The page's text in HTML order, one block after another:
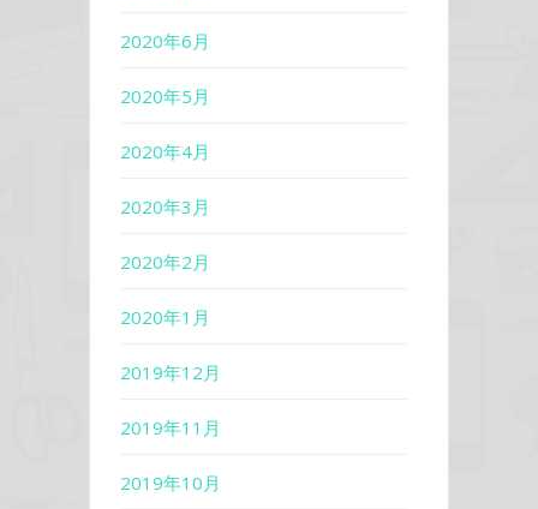
2020年6月
2020年5月
2020年4月
2020年3月
2020年2月
2020年1月
2019年12月
2019年11月
2019年10月